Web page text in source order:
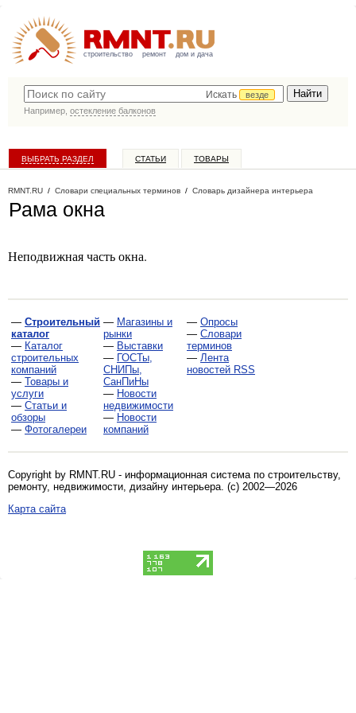
строительство ремонт дом и дача
Искать
везде
Например, остекление балконов
ВЫБРАТЬ РАЗДЕЛ СТАТЬИ ТОВАРЫ
RMNT.RU / Словари специальных терминов / Словарь дизайнера интерьера
Рама окна
Неподвижная часть окна.
— Строительный
каталог
— Каталог
строительных
компаний
— Товары и
услуги
— Статьи и
обзоры
— Фотогалереи
— Магазины и
рынки
— Выставки
— ГОСТы,
СНИПы,
СанПиНы
— Новости
недвижимости
— Новости
компаний
— Опросы
— Словари
терминов
— Лента
новостей RSS
Copyright by RMNT.RU - информационная система по строительству,
ремонту, недвижимости, дизайну интерьера. (c) 2002—2026
Карта сайта